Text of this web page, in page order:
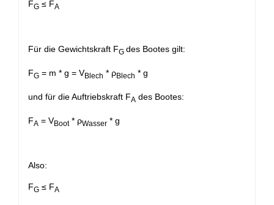
FG ≤ FA
Für die Gewichtskraft FG des Bootes gilt:
FG = m * g = VBlech * ρBlech * g
und für die Auftriebskraft FA des Bootes:
FA = VBoot* ρWasser * g
Also:
FG ≤ FA